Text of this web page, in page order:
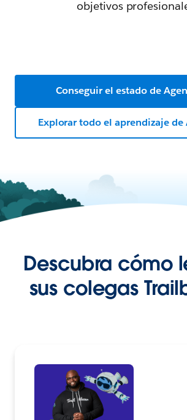
objetivos
Conseguir el estado de
Explorar todo el aprendizaje de
Descubra cómo
sus colegas